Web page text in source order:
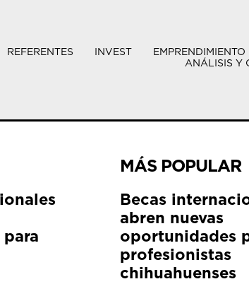
REFERENTES INVEST EMPRENDIMIENTO
ANÁLISIS Y
MÁS POPULAR
Becas
abren nuevas
oportunidades
profesionistas
chihuahuenses